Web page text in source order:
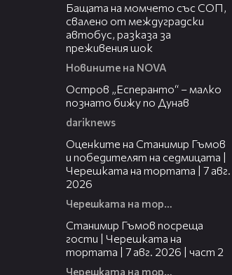
Бащата на момчето със СОП,
свалено от междуградски
автобус, разказа за
преживения шок
Новините на NOVA
Остров „Есперанто“ – малко
познато бижу по Дунав
dariknews
Оценките на Станимир Гъмов
и победителят на седмицата |
Черешката на тортата | 7 авг.
2026
Черешката на тортата
Станимир Гъмов посреща
гости | Черешката на
тортата | 7 авг. 2026 | част 2
Черешката на тортата